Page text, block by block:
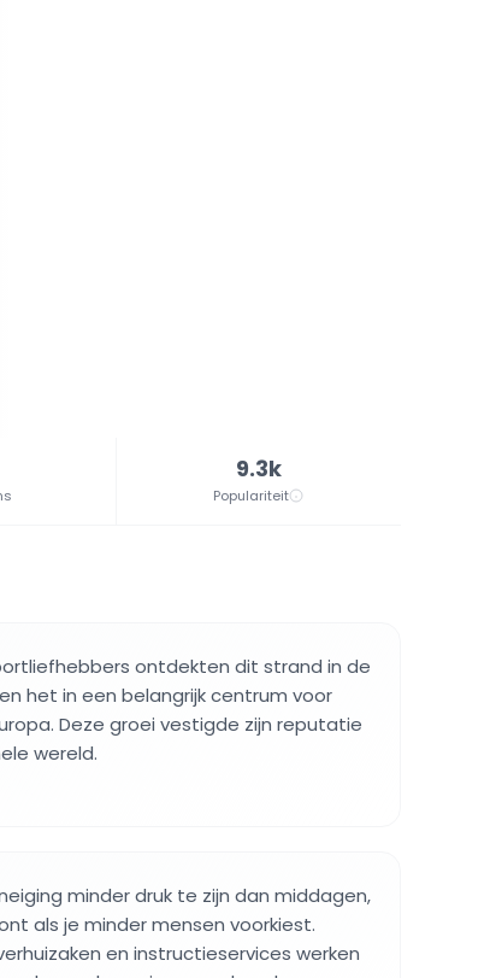
9.3k
Populariteit
ontdekten dit strand in de
het in een belangrijk centrum voor
Deze groei vestigde zijn reputatie
wereld.
minder druk te zijn dan middagen,
als je minder mensen voorkiest.
en instructieservices werken